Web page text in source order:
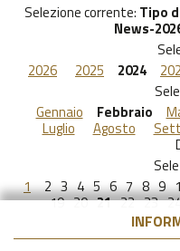
Selezione corrente: Tipo
News-
2026
2025 2024
Gennaio
Febbraio
Luglio Agosto
1
2 3 4 5 6 7 8 9
19 20 21 22 23